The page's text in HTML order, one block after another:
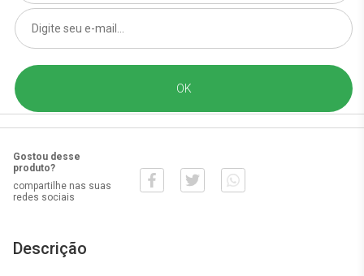
Gostou desse
produto?
compartilhe nas suas
redes sociais
Descrição